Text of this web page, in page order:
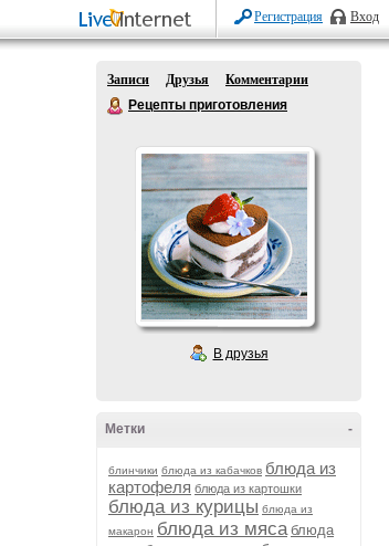
Регистрация Вход
Записи Друзья
Комментарии
Рецепты приготовления
В друзья
-
Метки
блинчики блюда из кабачков блюда из
картофеля блюда из картошки
блюда из курицы блюда из
макарон блюда из мяса блюда